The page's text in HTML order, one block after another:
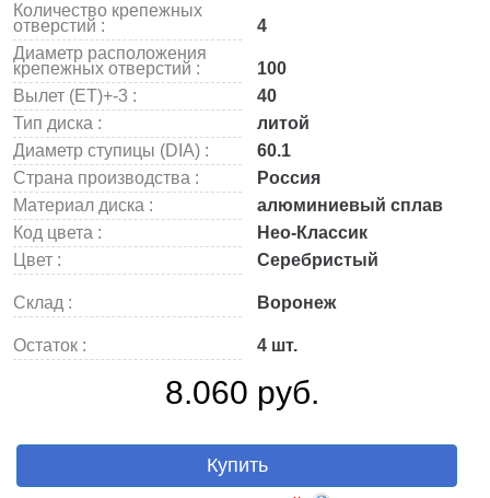
Количество крепежных
отверстий :
4
Диаметр расположения
крепежных отверстий :
100
Вылет (ET)+-3 :
40
Тип диска :
литой
Диаметр ступицы (DIA) :
60.1
Страна производства :
Россия
Материал диска :
алюминиевый сплав
Код цвета :
Нео-Классик
Цвет :
Серебристый
Склад : Воронеж
Остаток : 4 шт.
8.060 руб.
Купить